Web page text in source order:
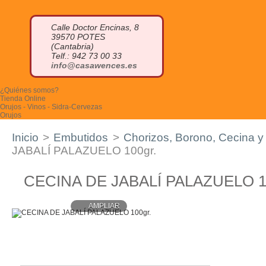
Calle Doctor Encinas, 8
39570 POTES
(Cantabria)
Telf.: 942 73 00 33
info@casawences.es
¿Quiénes somos?
Tienda Online
Orujos - Vinos - Sidra-Cervezas
Orujos
Orujo de hierbas
Orujo de miel
Otros licores
Cremas de orujo
Quesos
Queso azul
Inicio > Embutidos > Chorizos, Borono, Cecina y
JABALÍ PALAZUELO 100gr.
CECINA DE JABALÍ PALAZUELO
AMPLIAR